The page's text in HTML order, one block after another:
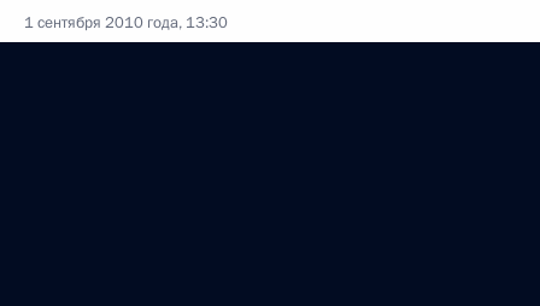
1 сентября 2010 года, 13:30